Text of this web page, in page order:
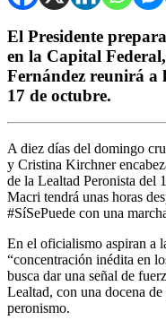
El Presidente
en la Capital
Fernández reunirá a
17 de octubre.
A diez días del domingo
y Cristina Kirchner
de la Lealtad Peronista del
Macri tendrá unas horas
#SíSePuede con una
En el oficialismo aspiran a
“concentración inédita en
busca dar una señal de
Lealtad, con una docena
peronismo.